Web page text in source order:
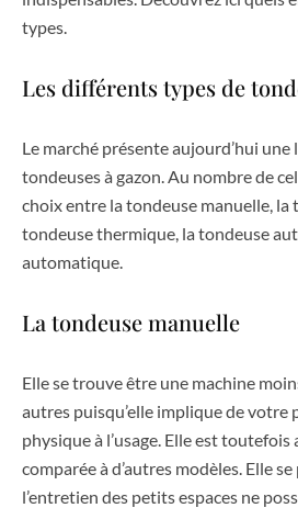
types.
Les différents types de
Le marché présente aujourd’hui une
tondeuses à gazon. Au nombre de
choix entre la tondeuse manuelle, la
tondeuse thermique, la tondeuse
automatique.
La tondeuse manuelle
Elle se trouve être une machine
autres puisqu’elle implique de votre
physique à l’usage. Elle est
comparée à d’autres modèles. Elle
l’entretien des petits espaces ne